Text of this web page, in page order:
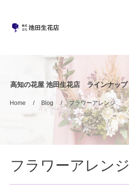
高知の花屋 池田生花店 ラインナップ
Home / Blog / フラワーアレンジ
フラワーアレンジ